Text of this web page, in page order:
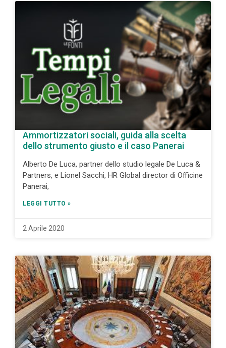
Ammortizzatori sociali, guida alla scelta
dello strumento giusto e il caso Panerai
Alberto De Luca, partner dello studio legale De Luca &
Partners, e Lionel Sacchi, HR Global director di Officine
Panerai,
LEGGI TUTTO »
2 Aprile 2020